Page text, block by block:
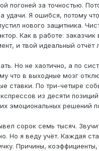
погоней за точностью.
удачи. Я ошибся, потому
нового защитника.
Как в работе: заказчик
и твой идеальный отчёт
Но не хаотично, а по
что в выходные мозг
ставки. По три-четыре
из десяти
эмоциональных решений
сорок семь тысяч.
Но я веду учёт. Каждая
Причины, коэффициенты,